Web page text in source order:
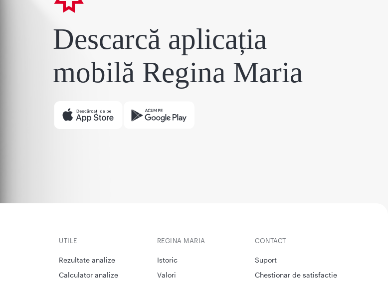
Descarcă aplicația
mobilă Regina Maria
UTILE
Rezultate analize
Calculator analize
CONTACT
Suport
Chestionar de satisfactie
REGINA MARIA
Istoric
Valori